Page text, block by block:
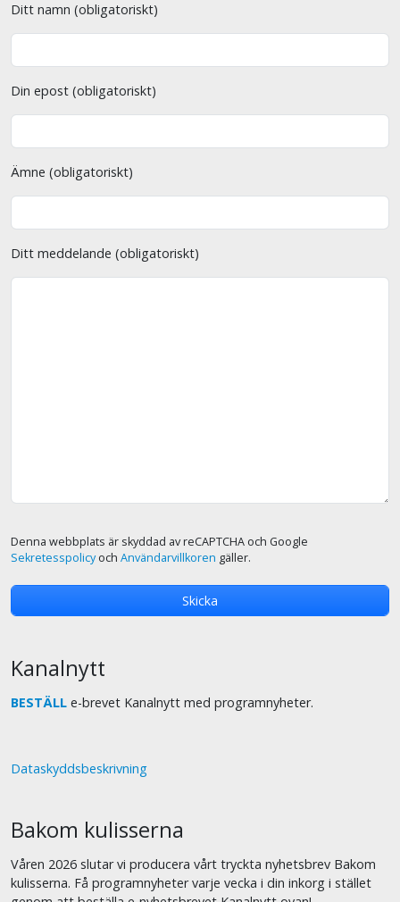
Ditt namn (obligatoriskt)
Din epost (obligatoriskt)
Ämne (obligatoriskt)
Ditt meddelande (obligatoriskt)
Denna webbplats är skyddad av reCAPTCHA och Google
Sekretesspolicyoch Användarvillkoren gäller.
Kanalnytt
BESTÄLL e-brevet Kanalnytt med programnyheter.
Dataskyddsbeskrivning
Bakom kulisserna
Våren 2026 slutar vi producera vårt tryckta nyhetsbrev Bakom
kulisserna. Få programnyheter varje vecka i din inkorg i stället